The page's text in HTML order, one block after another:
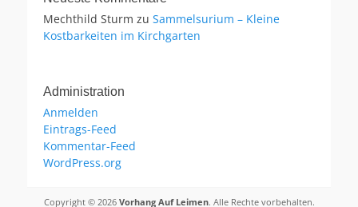
Mechthild Sturm zu Sammelsurium – Kleine
Kostbarkeiten im Kirchgarten
Administration
Anmelden
Eintrags-Feed
Kommentar-Feed
WordPress.org
Copyright © 2026 Vorhang Auf Leimen. Alle Rechte vorbehalten.